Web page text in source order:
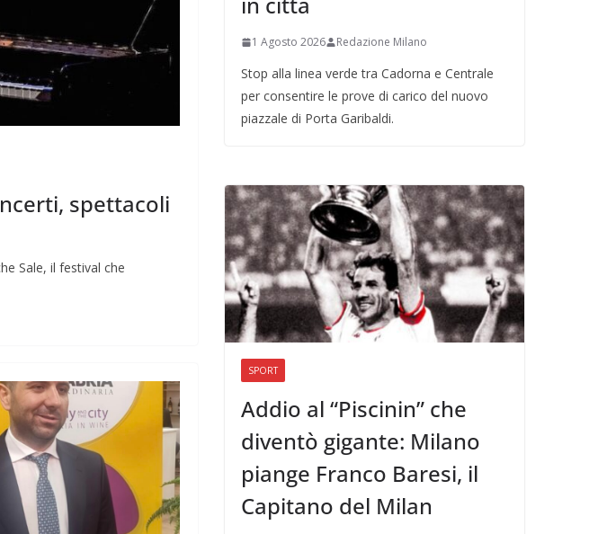
spettacoli
Sale, il festival che
1 Agosto 2026 Redazione Milano
Stop alla linea verde tra Cadorna e Centrale
per consentire le prove di carico del nuovo
piazzale di Porta Garibaldi.
SPORT
Addio al “Piscinin” che
diventò gigante: Milano
piange Franco Baresi, il
Capitano del Milan